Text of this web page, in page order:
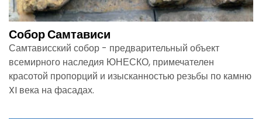
Собор Самтависи
Самтависский собор - предварительный объект
всемирного наследия ЮНЕСКО, примечателен
красотой пропорций и изысканностью резьбы по камню
XI века на фасадах.